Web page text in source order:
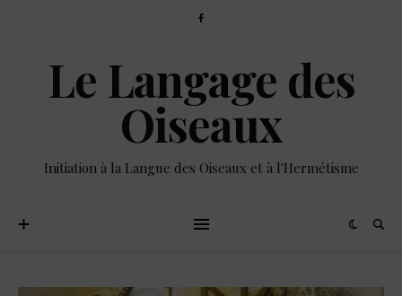
Le Langage des
Oiseaux
Initiation à la Langue des Oiseaux et à l'Hermétisme